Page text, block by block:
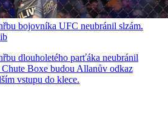
bojovníka UFC neubránil slzám.
dlouholetého parťáka neubránil
Boxe budou Allanův odkaz
vstupu do klece.